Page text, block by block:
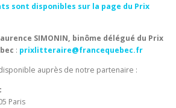
sont disponibles sur la page du Prix
SIMONIN, binôme délégué du Prix
: prixlitteraire@francequebec.fr
auprès de notre partenaire :
Paris